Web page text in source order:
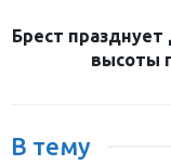
Брест
высоты
В тему